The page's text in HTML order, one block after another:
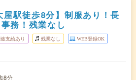
駅徒歩8分】制服あり！長
務！残業なし
支給あり 残業なし WEB登録OK
8分